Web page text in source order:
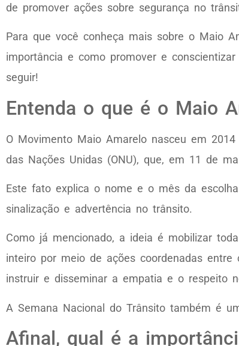
de promover ações sobre segurança no
Para que você conheça mais sobre o Maio
importância e como promover e
seguir!
Entenda o que é o Maio
O Movimento Maio Amarelo nasceu em
das Nações Unidas (ONU), que, em 11 de
Este fato explica o nome e o mês da
sinalização e advertência no trânsito.
Como já mencionado, a ideia é mobilizar
inteiro por meio de ações coordenadas
instruir e disseminar a empatia e o respeito
A Semana Nacional do Trânsito também é
Afinal, qual é a